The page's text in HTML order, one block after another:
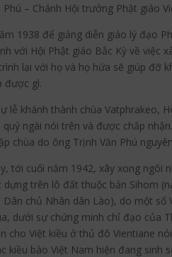
– Chánh Hội trưởng Phật giáo
1938 để giảng diễn giáo lý đạo
với Hội Phật giáo Bắc Kỳ về việc
lại với họ và họ hứa sẽ giúp đỡ
được gì.
lễ khánh thành chùa
ngài nói trên và được chấp
chùa do ông Trịnh Văn Phú
tới cuối năm 1942, xây xong
trên lô đất thuộc bản Sihom
chủ Nhân dân Lào), do một
dưới sự chứng minh chỉ đạo của
Việt kiều ở thủ đô Vientiane
kiều bào Việt Nam hiện đang